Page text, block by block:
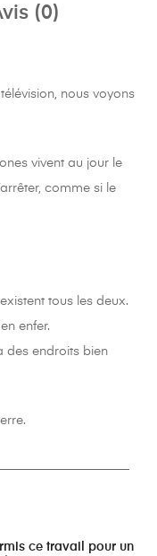
(0)
nous voyons
vivent au jour le
comme si le
tous les deux.
enfer.
des endroits bien
ce travail pour un